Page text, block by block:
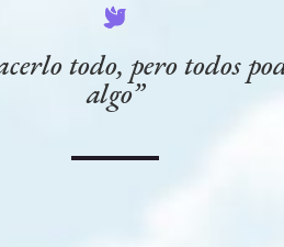
todo, pero todos
algo”